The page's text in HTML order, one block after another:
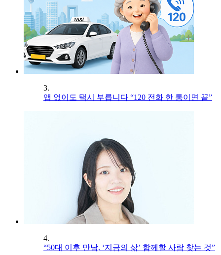
3.
앱 없이도 택시 부릅니다 “120 전화 한 통이면 끝”
4.
“50대 이후 만남, ‘지금의 삶’ 함께할 사람 찾는 것”